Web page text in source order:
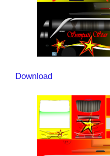
Download